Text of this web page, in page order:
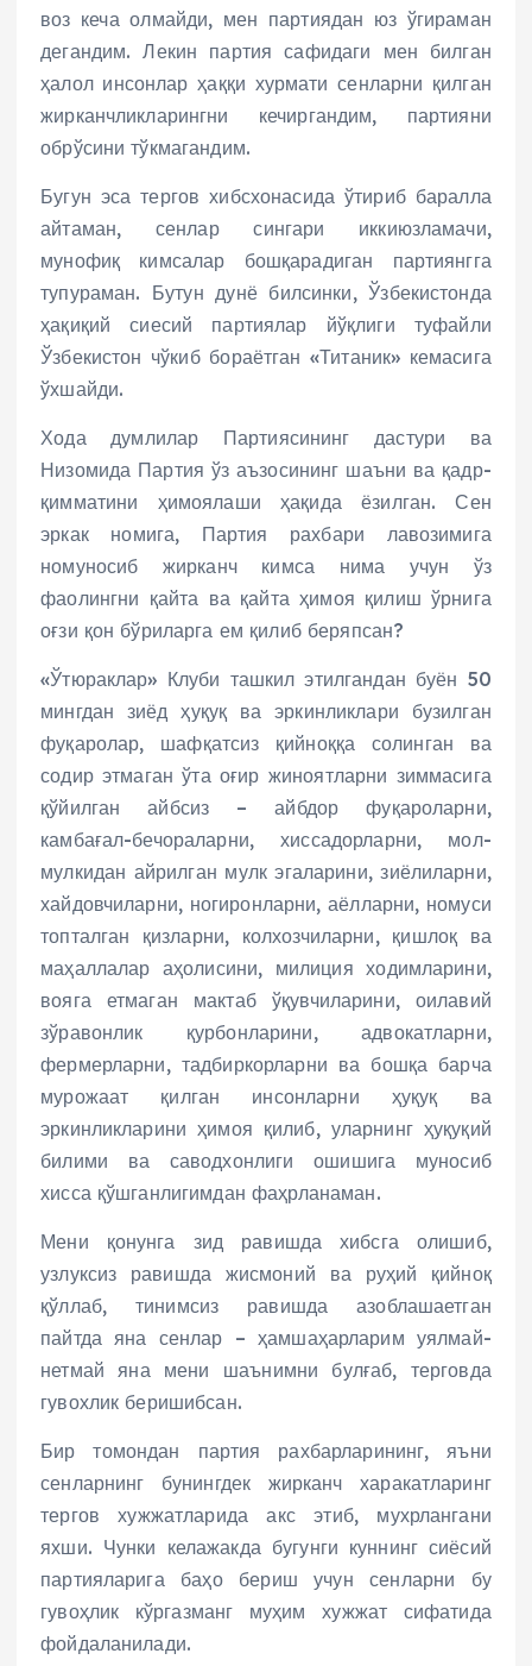
воз кеча олмайди, мен партиядан юз ўгираман
дегандим. Лекин партия сафидаги мен билган
ҳалол инсонлар ҳаққи хурмати сенларни қилган
жирканчликларингни кечиргандим, партияни
обрўсини тўкмагандим.
Бугун эса тергов хибсхонасида ўтириб баралла
айтаман, сенлар сингари иккиюзламачи,
мунофиқ кимсалар бошқарадиган партиянгга
тупураман. Бутун дунё билсинки, Ўзбекистонда
ҳақиқий сиесий партиялар йўқлиги туфайли
Ўзбекистон чўкиб бораётган «Титаник» кемасига
ўхшайди.
Хода думлилар Партиясининг дастури ва
Низомида Партия ўз аъзосининг шаъни ва қадр-
қимматини ҳимоялаши ҳақида ёзилган. Сен
эркак номига, Партия рахбари лавозимига
номуносиб жирканч кимса нима учун ўз
фаолингни қайта ва қайта ҳимоя қилиш ўрнига
оғзи қон бўриларга ем қилиб беряпсан?
«Ўтюраклар» Клуби ташкил этилгандан буён 50
мингдан зиёд ҳуқуқ ва эркинликлари бузилган
фуқаролар, шафқатсиз қийноққа солинган ва
содир этмаган ўта оғир жиноятларни зиммасига
қўйилган айбсиз – айбдор фуқароларни,
камбағал-бечораларни, хиссадорларни, мол-
мулкидан айрилган мулк эгаларини, зиёлиларни,
хайдовчиларни, ногиронларни, аёлларни, номуси
топталган қизларни, колхозчиларни, қишлоқ ва
маҳаллалар аҳолисини, милиция ходимларини,
вояга етмаган мактаб ўқувчиларини, оилавий
зўравонлик қурбонларини, адвокатларни,
фермерларни, тадбиркорларни ва бошқа барча
мурожаат қилган инсонларни ҳуқуқ ва
эркинликларини ҳимоя қилиб, уларнинг ҳуқуқий
билими ва саводхонлиги ошишига муносиб
хисса қўшганлигимдан фаҳрланаман.
Мени қонунга зид равишда хибсга олишиб,
узлуксиз равишда жисмоний ва руҳий қийноқ
қўллаб, тинимсиз равишда азоблашаетган
пайтда яна сенлар – ҳамшаҳарларим уялмай-
нетмай яна мени шаънимни булғаб, терговда
гувохлик беришибсан.
Бир томондан партия рахбарларининг, яъни
сенларнинг бунингдек жирканч харакатларинг
тергов хужжатларида акс этиб, мухрлангани
яхши. Чунки келажакда бугунги куннинг сиёсий
партияларига баҳо бериш учун сенларни бу
гувоҳлик кўргазманг муҳим хужжат сифатида
фойдаланилади.